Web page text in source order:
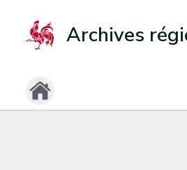
Archives